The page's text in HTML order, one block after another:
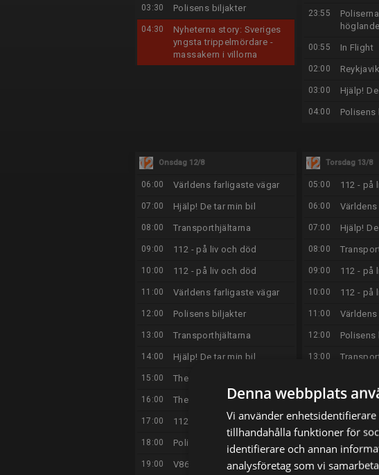
03:30 Polisens biljakter
04:30
Nyheterna story: Sveriges
yngsta trippelmördare -
massakern i villorna
23:55
00:55 In Flight
02:00
03:00 Hjälp!
04:00
Onsdag 12/8
06:00 Världens farligaste vägar
07:00 Hjälp! De tar min bil
08:00 Transporthjältarna
09:00 112 - på liv och död
10:00 112 - på liv och död
11:00 Världens farligaste vägar
12:00 Polisens biljakter
13:00 Transporthjältarna
14:00 Hjälp! De tar min bil
15:00 The Rookie
16:00 The Rookie
17:00 112 - på liv och död
18:00 Polisens biljakter
19:00 V86 Direkt
Torsdag 13/8
05:00 112 - på
06:00
07:00 Hjälp!
08:00
09:00 112 - på
10:00 112 - på
11:00
12:00
13:00
15:00 The
16:00 The
112 - på
18:00 Polisens
Denna webbplats
Vi använder
tillhandahålla funktioner för
identifierare och annan
analysföretag som vi